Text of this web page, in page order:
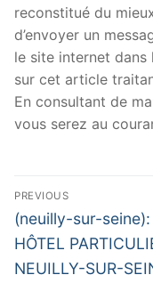
reconstitué du
d’envoyer un
le site internet dans
sur cet article
En consultant de
vous serez au
Navigation
de
l’article
PREVIOUS
Previous
post:
(neuilly-sur-seine):
HÔTEL
NEUILLY-SUR-